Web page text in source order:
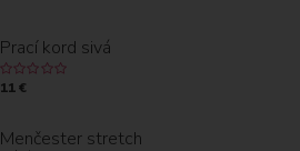
Prací kord sivá
11 €
Menčester stretch